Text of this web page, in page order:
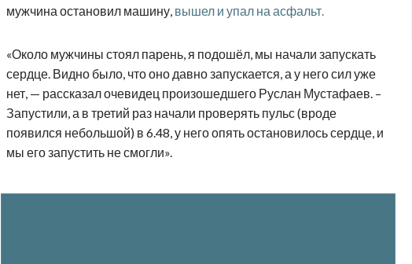
мужчина остановил машину, вышел и упал на асфальт.
«Около мужчины стоял парень, я подошёл, мы начали запускать
сердце. Видно было, что оно давно запускается, а у него сил уже
нет, — рассказал очевидец произошедшего Руслан Мустафаев. –
Запустили, а в третий раз начали проверять пульс (вроде
появился небольшой) в 6.48, у него опять остановилось сердце, и
мы его запустить не смогли».